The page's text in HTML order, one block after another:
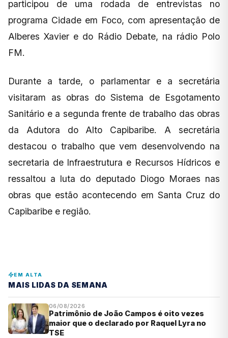
participou de uma rodada de entrevistas no
programa Cidade em Foco, com apresentação de
Alberes Xavier e do Rádio Debate, na rádio Polo
FM.
Durante a tarde, o parlamentar e a secretária
visitaram as obras do Sistema de Esgotamento
Sanitário e a segunda frente de trabalho das obras
da Adutora do Alto Capibaribe. A secretária
destacou o trabalho que vem desenvolvendo na
secretaria de Infraestrutura e Recursos Hídricos e
ressaltou a luta do deputado Diogo Moraes nas
obras que estão acontecendo em Santa Cruz do
Capibaribe e região.
EM ALTA
MAIS LIDAS DA SEMANA
06/08/2026
Patrimônio de João Campos é oito vezes
maior que o declarado por Raquel Lyra no
TSE